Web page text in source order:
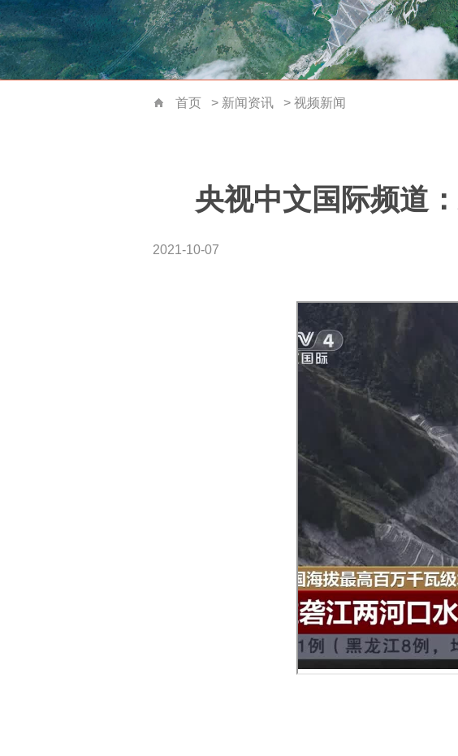
首页 > 新闻资讯 > 视频新闻
央视中文国际频道
2021-10-07